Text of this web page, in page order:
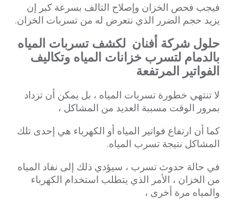
فيجب فحص الخزان وإصلاح التالف بسرعة كبر إن
يزيد حجم الضرر الذي نتعرض له من تسربات الخزان.
حلول شركة أفنان لكشف تسربات المياه
بالدمام لتسرب خزانات المياه وتكاليف
الفواتير المرتفعة
لا تنتهي خطورة تسربات المياه ، بل يمكن أن تزداد
بمرور الوقت مسببة العديد من المشاكل ،
كما أن ارتفاع فواتير المياه أو الكهرباء هي إحدى تلك
المشاكل نتيجة تسرب المياه.
في حالة حدوث تسرب ، سيؤدي ذلك إلى نفاد المياه
من الخزان ، الأمر الذي يتطلب استخدام الكهرباء
والمياه مرة أخرى ،